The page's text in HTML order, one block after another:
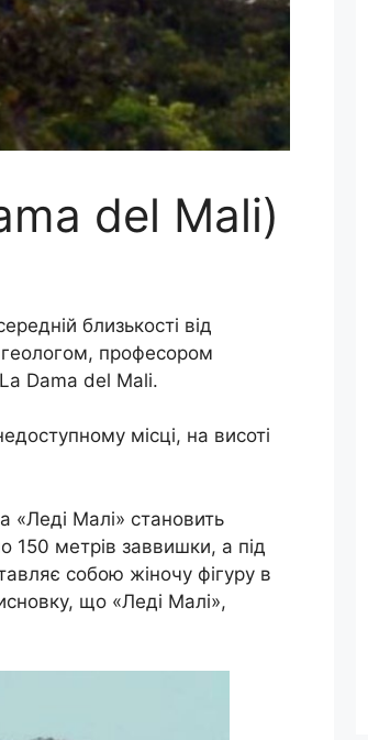
del Mali)
близькості від
геологом, професором
Dama del Mali.
місці, на висоті
«Леді Малі» становить
150 метрів заввишки, а під
собою жіночу фігуру в
що «Леді Малі»,